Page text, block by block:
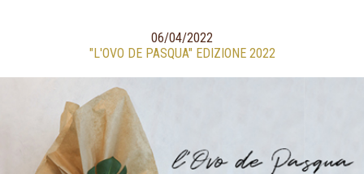
06/04/2022
"L'OVO DE PASQUA" EDIZIONE 2022